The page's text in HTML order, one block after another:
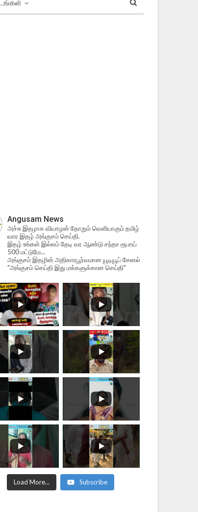
Angusam News
அச்சு இதழாக வியாழன் தோறும் வெளியாகும் தமிழ்
வார இதழ் அங்குசம் செய்தி.
இதழ் உங்கள் இல்லம் தேடி வர ஆண்டு சந்தா ரூபாய்
500 மட்டுமே...
அங்குசம் இதழின் அதிகாரபூர்வமான யூடியூப் சேனல்
"அங்குசம் செய்தி இது மக்களுக்கான செய்தி"
Load More... Subscribe